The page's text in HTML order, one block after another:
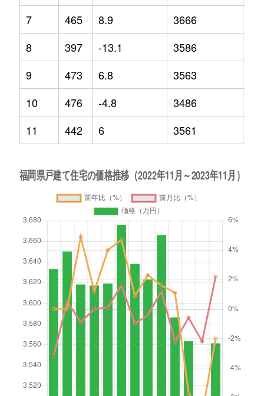
7
465 8.9 3666
8
397 -13.1 3586
9
473 6.8 3563
10
476 -4.8 3486
11
442 6 3561